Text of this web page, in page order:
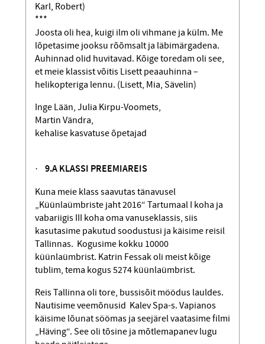
Karl, Robert)
***
Joosta oli hea, kuigi ilm oli vihmane ja külm. Me
lõpetasime jooksu rõõmsalt ja läbi­märgadena.
Auhinnad olid huvitavad. Kõige toredam oli see,
et meie klassist võitis Lisett peaauhinna –
helikopteriga lennu. (Lisett, Mia, Sävelin)
Inge Lään, Julia Kirpu-Voomets,
Martin Vändra,
kehalise kasvatuse õpetajad
· 9.A KLASSI PREEMIAREIS
Kuna meie klass saavutas tänavusel
„Küünlaümbriste jaht 2016“ Tartumaal I koha ja
vabariigis III koha oma vanuseklassis, siis
kasutasime pakutud soodustusi ja käisime reisil
Tallinnas. Kogusime kokku 10000
küünlaümbrist. Katrin Fessak oli meist kõige
tublim, tema kogus 5274 küünlaümbrist.
Reis Tallinna oli tore, bussisõit möödus lauldes.
Nautisime veemõnusid Kalev Spa-s. Vapianos
käisime lõunat söömas ja seejärel vaatasime filmi
„Häving“. See oli tõsine ja mõtlemapanev lugu